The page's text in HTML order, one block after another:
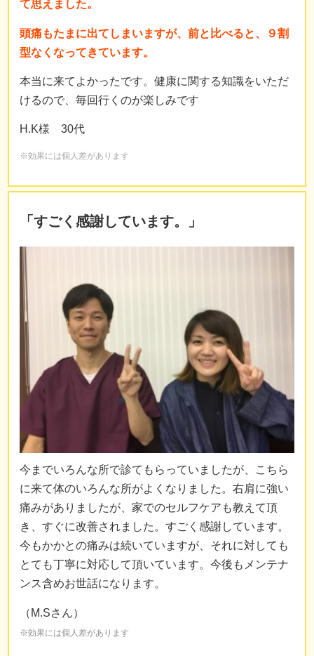
て思えました。
頭痛もたまに出てしまいますが、前と比べると、９割
型なくなってきています。
本当に来てよかったです。健康に関する知識をいただ
けるので、毎回行くのが楽しみです
H.K様 30代
※効果には個人差があります
「すごく感謝しています。」
今までいろんな所で診てもらっていましたが、こちら
に来て体のいろんな所がよくなりました。右肩に強い
痛みがありましたが、家でのセルフケアも教えて頂
き、すぐに改善されました。すごく感謝しています。
今もかかとの痛みは続いていますが、それに対しても
とても丁寧に対応して頂いています。今後もメンテナ
ンス含めお世話になります。
（M.Sさん）
※効果には個人差があります